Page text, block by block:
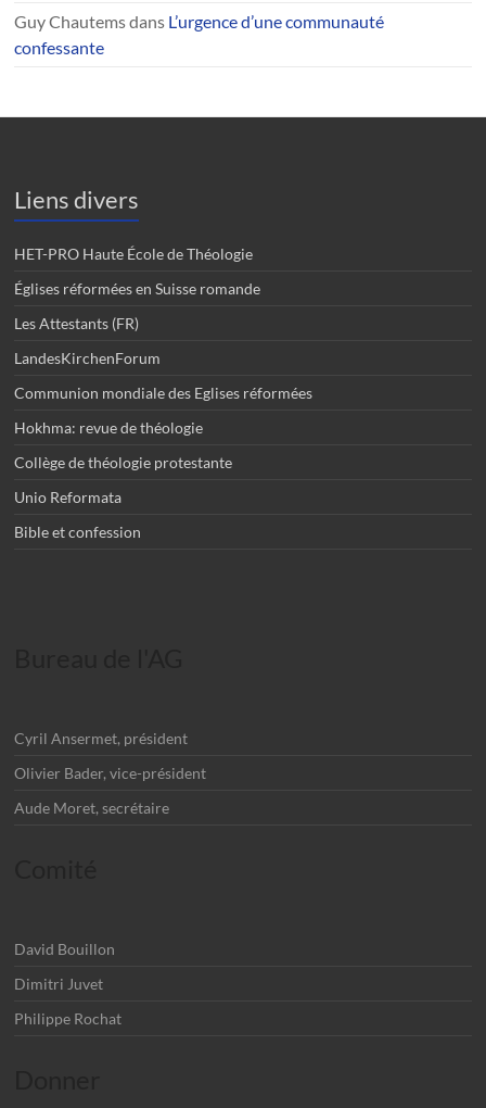
Guy Chautemsdans L’urgence d’une communauté
confessante
Liens divers
HET-PRO Haute École de Théologie
Églises réformées en Suisse romande
Les Attestants (FR)
LandesKirchenForum
Communion mondiale des Eglises réformées
Hokhma: revue de théologie
Collège de théologie protestante
Unio Reformata
Bible et confession
Cyril Ansermet, président
Olivier Bader, vice-président
Aude Moret, secrétaire
David Bouillon
Dimitri Juvet
Philippe Rochat